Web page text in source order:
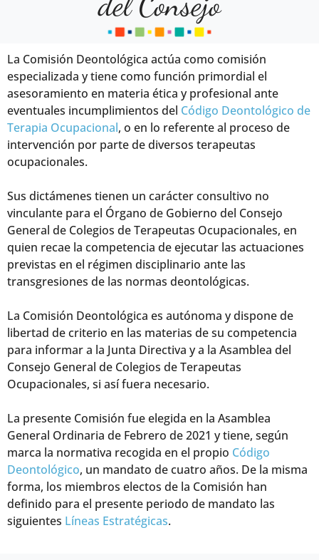
La Comisión Deontológica actúa como comisión
especializada y tiene como función primordial el
asesoramiento en materia ética y profesional ante
eventuales incumplimientos del Código Deontológico de
Terapia Ocupacional, o en lo referente al proceso de
intervención por parte de diversos terapeutas
ocupacionales.
Sus dictámenes tienen un carácter consultivo no
vinculante para el Órgano de Gobierno del Consejo
General de Colegios de Terapeutas Ocupacionales, en
quien recae la competencia de ejecutar las actuaciones
previstas en el régimen disciplinario ante las
transgresiones de las normas deontológicas.
La Comisión Deontológica es autónoma y dispone de
libertad de criterio en las materias de su competencia
para informar a la Junta Directiva y a la Asamblea del
Consejo General de Colegios de Terapeutas
Ocupacionales, si así fuera necesario.
La presente Comisión fue elegida en la Asamblea
General Ordinaria de Febrero de 2021 y tiene, según
marca la normativa recogida en el propio Código
Deontológico, un mandato de cuatro años. De la misma
forma, los miembros electos de la Comisión han
definido para el presente periodo de mandato las
siguientes Líneas Estratégicas.